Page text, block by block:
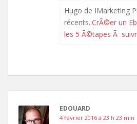
Hugo de IMarketing
récents..CrÃ©er un
les 5 Ã©tapes Ã
EDOUARD
4 février 2016 à 23 h 23 min